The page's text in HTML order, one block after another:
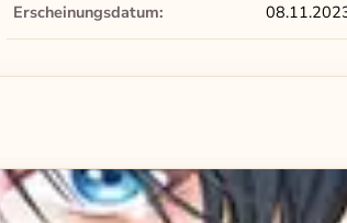
Erscheinungsdatum: